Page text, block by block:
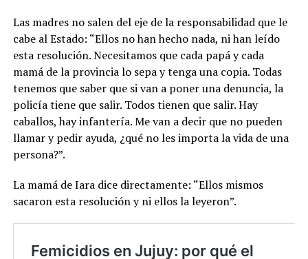
Las madres no salen del eje de la responsabilidad que le
cabe al Estado: “Ellos no han hecho nada, ni han leído
esta resolución. Necesitamos que cada papá y cada
mamá de la provincia lo sepa y tenga una copia. Todas
tenemos que saber que si van a poner una denuncia, la
policía tiene que salir. Todos tienen que salir. Hay
caballos, hay infantería. Me van a decir que no pueden
llamar y pedir ayuda, ¿qué no les importa la vida de una
persona?”.
La mamá de Iara dice directamente: “Ellos mismos
sacaron esta resolución y ni ellos la leyeron”.